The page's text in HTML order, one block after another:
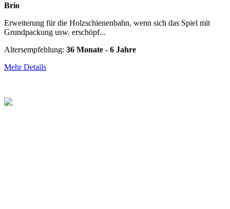
Brio
Erweiterung für die Holzschienenbahn, wenn sich das Spiel mit
Grundpackung usw. erschöpf...
Altersempfehlung: 36 Monate - 6 Jahre
Mehr Details